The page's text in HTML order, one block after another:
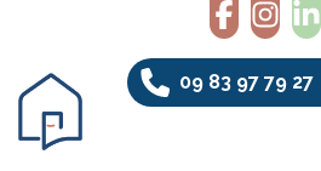
09 83 97 79 27